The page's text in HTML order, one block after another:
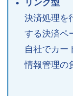
リンク型
決済処理を
する決済ペ
自社でカー
情報管理の